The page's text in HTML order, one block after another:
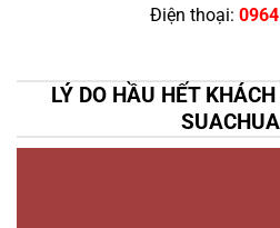
Điện thoại:
LÝ DO HẦU HẾT